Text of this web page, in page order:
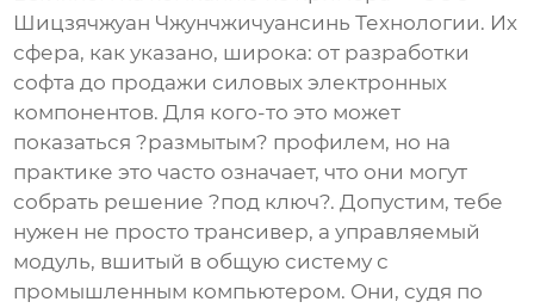
Шицзячжуан Чжунчжичуансинь Технологии. Их
сфера, как указано, широка: от разработки
софта до продажи силовых электронных
компонентов. Для кого-то это может
показаться ?размытым? профилем, но на
практике это часто означает, что они могут
собрать решение ?под ключ?. Допустим, тебе
нужен не простотрансивер, а управляемый
модуль, вшитый в общую систему с
промышленным компьютером. Они, судя по